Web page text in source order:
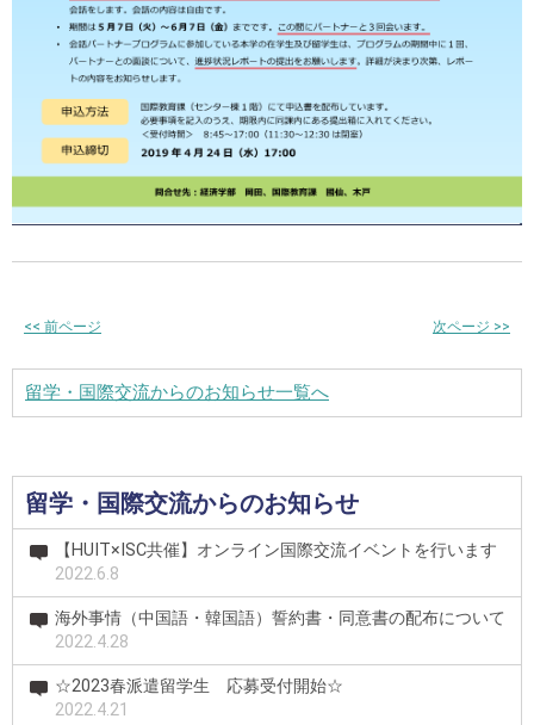
<< 前ページ 次ページ >>
留学・国際交流からのお知らせ一覧へ
留学・国際交流からのお知らせ
【HUIT×ISC共催】オンライン国際交流イベントを行います
2022.6.8
海外事情（中国語・韓国語）誓約書・同意書の配布について
2022.4.28
☆2023春派遣留学生 応募受付開始☆
2022.4.21